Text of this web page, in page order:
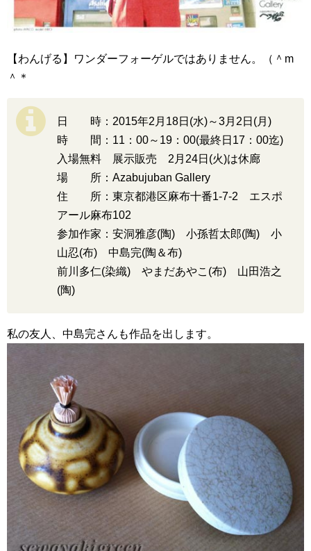
【わんげる】ワンダーフォーゲルではありません。（＾m
＾＊
日 時：2015年2月18日(水)～3月2日(月)
時 間：11：00～19：00(最終日17：00迄)
入場無料 展示販売 2月24日(火)は休廊
場 所：Azabujuban Gallery
住 所：東京都港区麻布十番1-7-2 エスポ
アール麻布102
参加作家：安洞雅彦(陶) 小孫哲太郎(陶) 小
山忍(布) 中島完(陶＆布)
前川多仁(染織) やまだあやこ(布) 山田浩之
(陶)
私の友人、中島完さんも作品を出します。